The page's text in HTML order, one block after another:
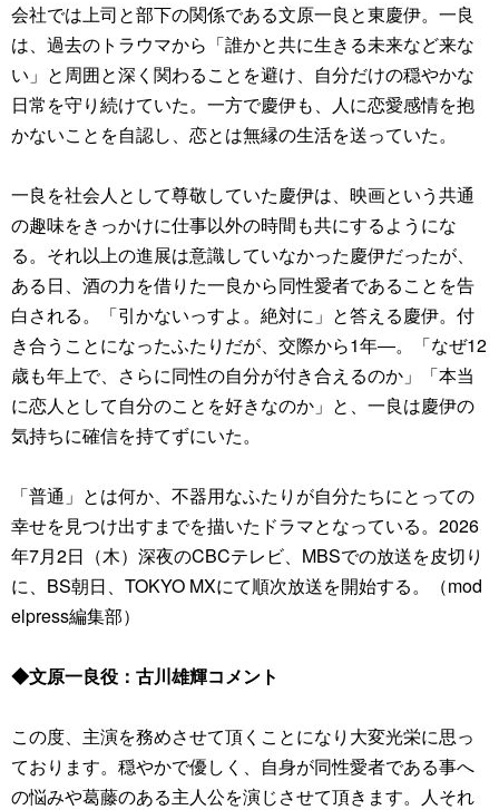
会社では上司と部下の関係である文原一良と東慶伊。一良
は、過去のトラウマから「誰かと共に生きる未来など来な
い」と周囲と深く関わることを避け、自分だけの穏やかな
日常を守り続けていた。一方で慶伊も、人に恋愛感情を抱
かないことを自認し、恋とは無縁の生活を送っていた。
一良を社会人として尊敬していた慶伊は、映画という共通
の趣味をきっかけに仕事以外の時間も共にするようにな
る。それ以上の進展は意識していなかった慶伊だったが、
ある日、酒の力を借りた一良から同性愛者であることを告
白される。「引かないっすよ。絶対に」と答える慶伊。付
き合うことになったふたりだが、交際から1年―。「なぜ12
歳も年上で、さらに同性の自分が付き合えるのか」「本当
に恋人として自分のことを好きなのか」と、一良は慶伊の
気持ちに確信を持てずにいた。
「普通」とは何か、不器用なふたりが自分たちにとっての
幸せを見つけ出すまでを描いたドラマとなっている。2026
年7月2日（木）深夜のCBCテレビ、MBSでの放送を皮切り
に、BS朝日、TOKYO MXにて順次放送を開始する。（mod
elpress編集部）
◆文原一良役：古川雄輝コメント
この度、主演を務めさせて頂くことになり大変光栄に思っ
ております。穏やかで優しく、自身が同性愛者である事へ
の悩みや葛藤のある主人公を演じさせて頂きます。人それ